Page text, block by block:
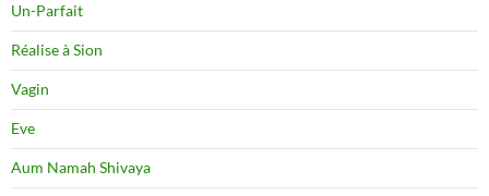
Un-Parfait
Réalise à Sion
Vagin
Eve
Aum Namah Shivaya